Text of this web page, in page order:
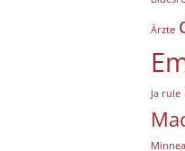
Ärzte
Ja rule